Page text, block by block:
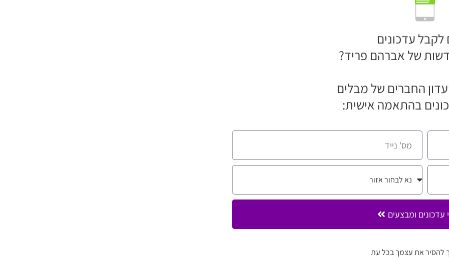
לקבל עדכונים
של אברהם פריד?
החברים של מבלים
בהתאמה אישית:
עדכונים ומבצעים
להסיר את עצמך בכל עת